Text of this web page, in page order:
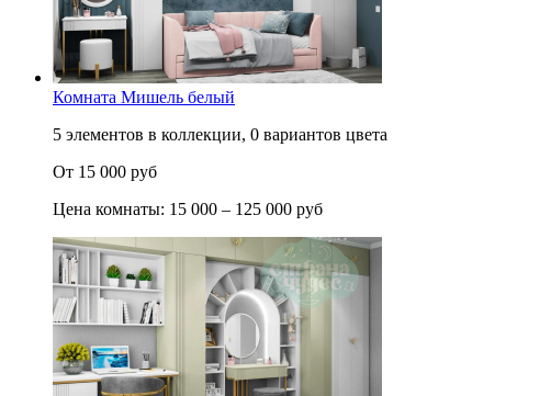
Комната Мишель белый
5 элементов в коллекции, 0 вариантов цвета
От 15 000 руб
Цена комнаты: 15 000 – 125 000 руб